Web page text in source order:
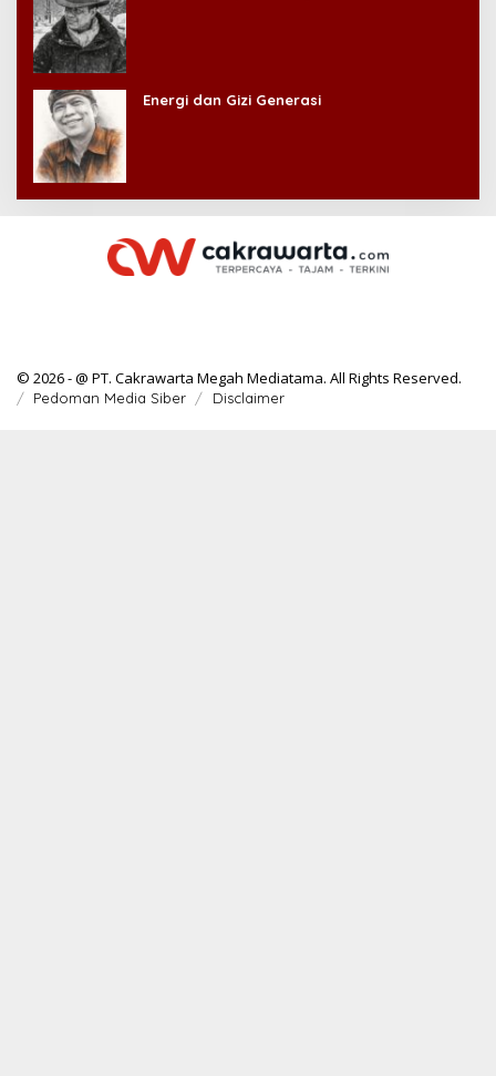
Energi dan Gizi Generasi
© 2026 - @ PT. Cakrawarta Megah Mediatama. All Rights Reserved.
Pedoman Media Siber Disclaimer